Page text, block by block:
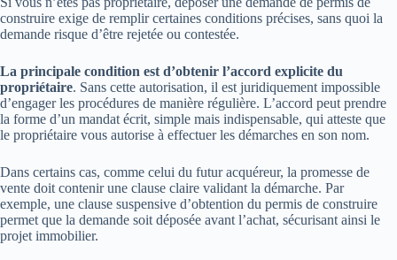
construire exige de remplir certaines conditions précises, sans quoi la
demande risque d’être rejetée ou contestée.
La principale condition est d’obtenir l’accord explicite du
propriétaire. Sans cette autorisation, il est juridiquement impossible
d’engager les procédures de manière régulière. L’accord peut prendre
la forme d’un mandat écrit, simple mais indispensable, qui atteste que
le propriétaire vous autorise à effectuer les démarches en son nom.
Dans certains cas, comme celui du futur acquéreur, la promesse de
vente doit contenir une clause claire validant la démarche. Par
exemple, une clause suspensive d’obtention du permis de construire
permet que la demande soit déposée avant l’achat, sécurisant ainsi le
projet immobilier.